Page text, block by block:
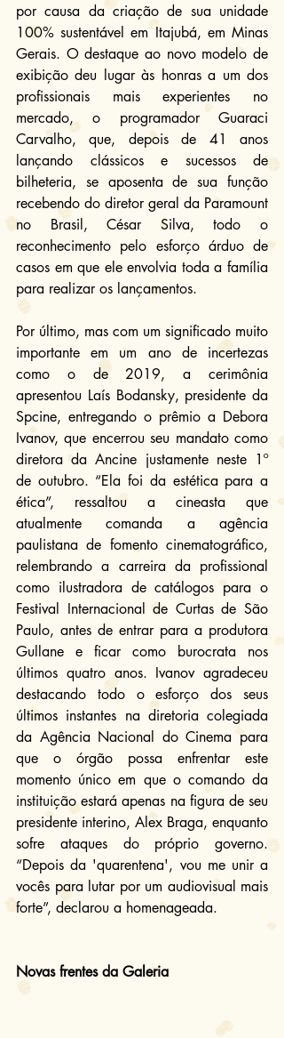
por causa da criação de sua unidade
100% sustentável em Itajubá, em Minas
Gerais. O destaque ao novo modelo de
exibição deu lugar às honras a um dos
profissionais mais experientes no
mercado, o programador Guaraci
Carvalho, que, depois de 41 anos
lançando clássicos e sucessos de
bilheteria, se aposenta de sua função
recebendo do diretor geral da Paramount
no Brasil, César Silva, todo o
reconhecimento pelo esforço árduo de
casos em que ele envolvia toda a família
para realizar os lançamentos.
Por último, mas com um significado muito
importante em um ano de incertezas
como o de 2019, a cerimônia
apresentou Laís Bodansky, presidente da
Spcine, entregando o prêmio a Debora
Ivanov, que encerrou seu mandato como
diretora da Ancine justamente neste 1º
de outubro. “Ela foi da estética para a
ética”, ressaltou a cineasta que
atualmente comanda a agência
paulistana de fomento cinematográfico,
relembrando a carreira da profissional
como ilustradora de catálogos para o
Festival Internacional de Curtas de São
Paulo, antes de entrar para a produtora
Gullane e ficar como burocrata nos
últimos quatro anos. Ivanov agradeceu
destacando todo o esforço dos seus
últimos instantes na diretoria colegiada
da Agência Nacional do Cinema para
que o órgão possa enfrentar este
momento único em que o comando da
instituição estará apenas na figura de seu
presidente interino, Alex Braga, enquanto
sofre ataques do próprio governo.
“Depois da 'quarentena', vou me unir a
vocês para lutar por um audiovisual mais
forte”, declarou a homenageada.
Novas frentes da Galeria